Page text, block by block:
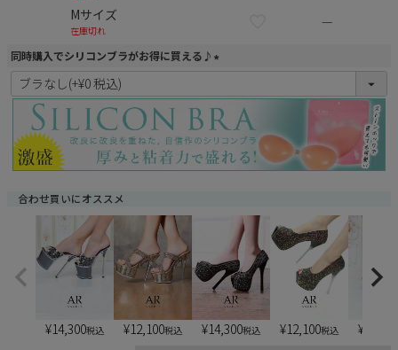
Mサイズ
在庫切れ
—
同時購入でシリコンブラがお得に買える♪
(
必
須
)
合わせ買いにオススメ
¥14,300税込 ¥12,100税込 ¥14,300税込 ¥12,100税込 ¥